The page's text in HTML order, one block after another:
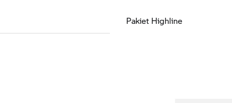
Pakiet Highline